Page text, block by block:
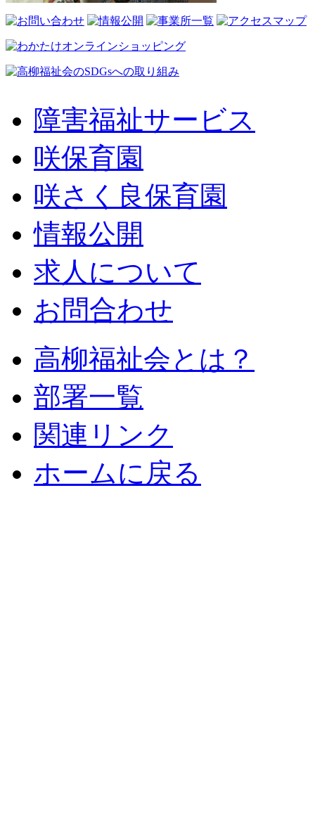
障害福祉サービス
咲保育園
咲さく良保育園
情報公開
求人について
お問合わせ
高柳福祉会とは？
部署一覧
関連リンク
ホームに戻る